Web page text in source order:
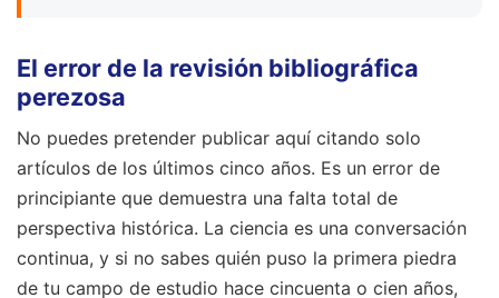
El error de la revisión bibliográfica
perezosa
No puedes pretender publicar aquí citando solo
artículos de los últimos cinco años. Es un error de
principiante que demuestra una falta total de
perspectiva histórica. La ciencia es una conversación
continua, y si no sabes quién puso la primera piedra
de tu campo de estudio hace cincuenta o cien años,